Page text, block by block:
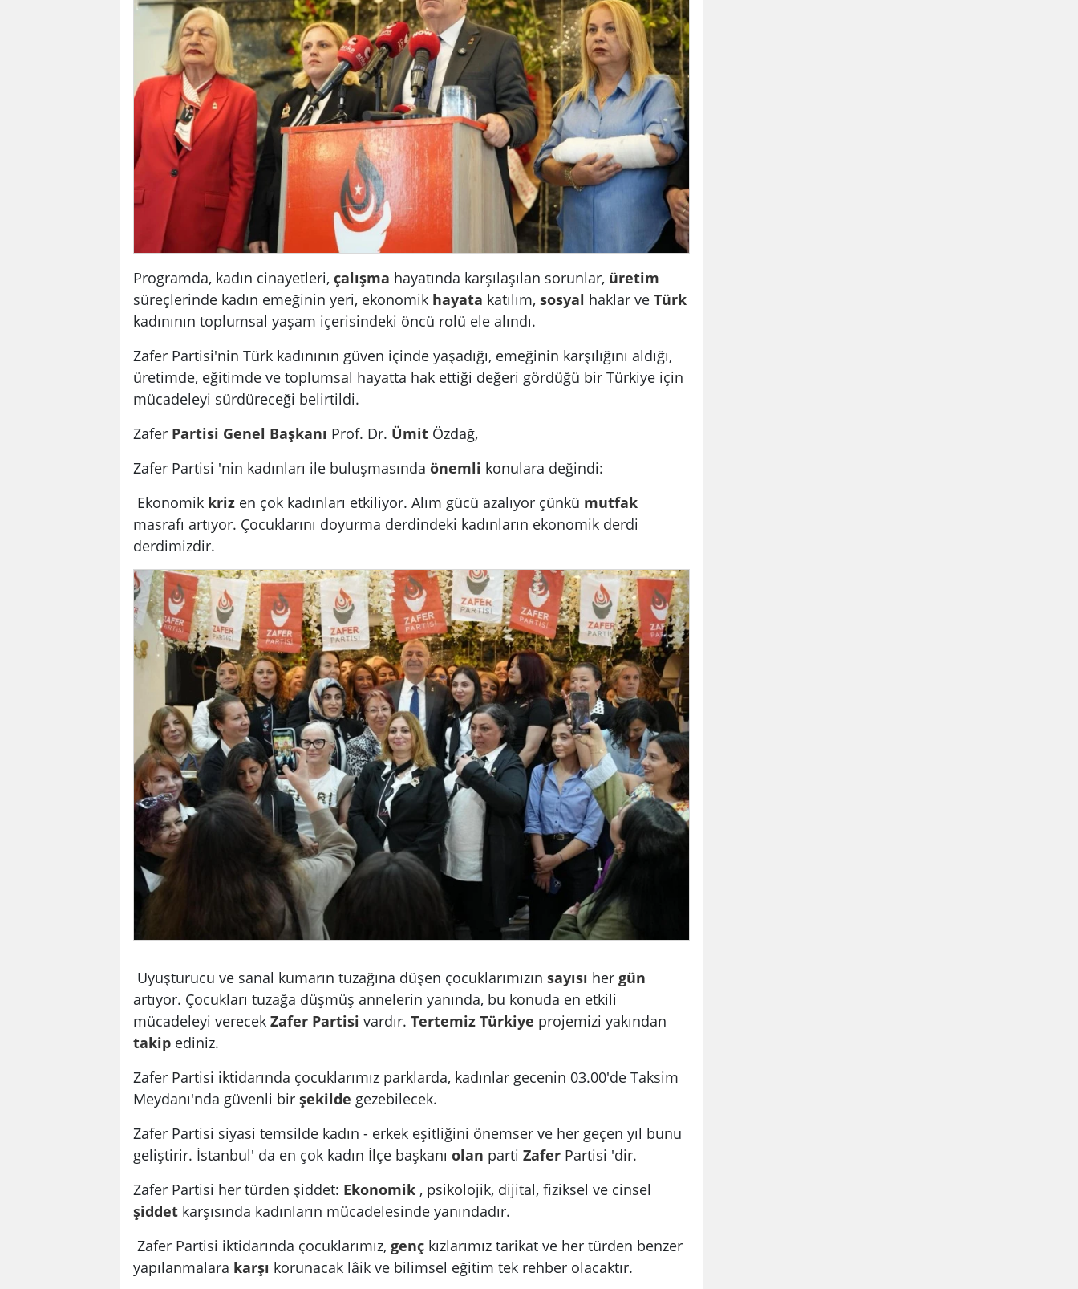
Programda, kadın cinayetleri, çalışma hayatında karşılaşılan sorunlar, üretim
süreçlerinde kadın emeğinin yeri, ekonomik hayata katılım, sosyal haklar ve Türk
kadınının toplumsal yaşam içerisindeki öncü rolü ele alındı.
Zafer Partisi'nin Türk kadınının güven içinde yaşadığı, emeğinin karşılığını aldığı,
üretimde, eğitimde ve toplumsal hayatta hak ettiği değeri gördüğü bir Türkiye için
mücadeleyi sürdüreceği belirtildi.
Zafer Partisi Genel Başkanı Prof. Dr. Ümit Özdağ,
Zafer Partisi 'nin kadınları ile buluşmasında önemli konulara değindi:
Ekonomik kriz en çok kadınları etkiliyor. Alım gücü azalıyor çünkü mutfak
masrafı artıyor. Çocuklarını doyurma derdindeki kadınların ekonomik derdi
derdimizdir.
Uyuşturucu ve sanal kumarın tuzağına düşen çocuklarımızın sayısı her gün
artıyor. Çocukları tuzağa düşmüş annelerin yanında, bu konuda en etkili
mücadeleyi verecek Zafer Partisi vardır. Tertemiz Türkiye projemizi yakından
takip ediniz.
Zafer Partisi iktidarında çocuklarımız parklarda, kadınlar gecenin 03.00'de Taksim
Meydanı'nda güvenli bir şekilde gezebilecek.
Zafer Partisi siyasi temsilde kadın - erkek eşitliğini önemser ve her geçen yıl bunu
geliştirir. İstanbul' da en çok kadın İlçe başkanı olan parti Zafer Partisi 'dir.
Zafer Partisi her türden şiddet: Ekonomik , psikolojik, dijital, fiziksel ve cinsel
şiddet karşısında kadınların mücadelesinde yanındadır.
Zafer Partisi iktidarında çocuklarımız, genç kızlarımız tarikat ve her türden benzer
yapılanmalara karşı korunacak lâik ve bilimsel eğitim tek rehber olacaktır.